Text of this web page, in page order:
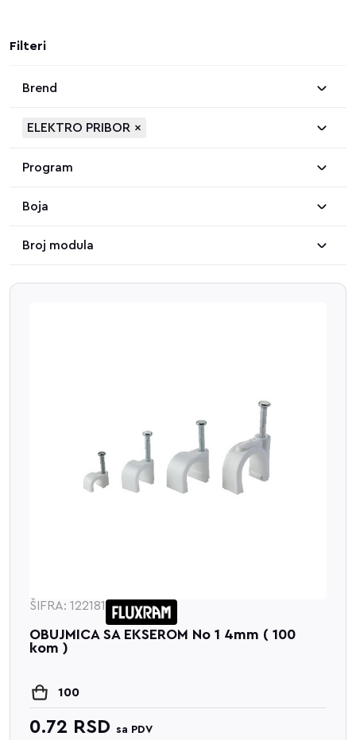
Filteri
Brend
ELEKTRO PRIBOR ×
Program
Boja
Broj modula
ŠIFRA: 122181
OBUJMICA SA EKSEROM No 1 4mm ( 100
kom )
100
0.72 RSD sa PDV